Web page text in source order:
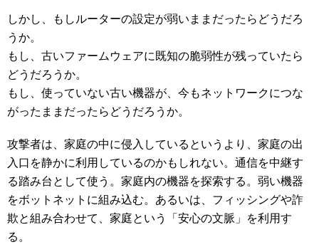
しかし、もしルーターの設定が弱いままだったらどうだろ
うか。
もし、古いファームウェアに既知の脆弱性が残っていたら
どうだろうか。
もし、使っていない古い機器が、今もネットワークにつな
がったままだったらどうだろうか。
攻撃者は、家庭の中に侵入しているというより、家庭の出
入口を静かに利用しているのかもしれない。通信を中継す
る踏み台として使う。家庭内の機器を探索する。弱い機器
をボットネットに組み込む。あるいは、フィッシングや詐
欺と組み合わせて、家庭という「安心の文脈」を利用す
る。